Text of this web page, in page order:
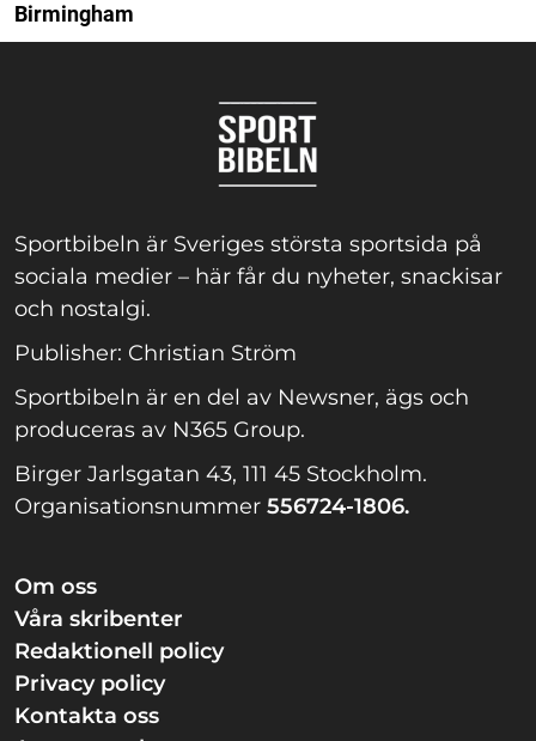
Birmingham
Sportbibeln är Sveriges största sportsida på
sociala medier – här får du nyheter, snackisar
och nostalgi.
Publisher: Christian Ström
Sportbibeln är en del av Newsner, ägs och
produceras av N365 Group.
Birger Jarlsgatan 43, 111 45 Stockholm.
Organisationsnummer 556724-1806.
Om oss
Våra skribenter
Redaktionell policy
Privacy policy
Kontakta oss